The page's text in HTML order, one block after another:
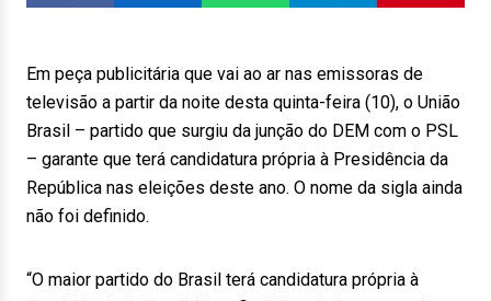
Em peça publicitária que vai ao ar nas emissoras de
televisão a partir da noite desta quinta-feira (10), o União
Brasil – partido que surgiu da junção do DEM com o PSL
– garante que terá candidatura própria à Presidência da
República nas eleições deste ano. O nome da sigla ainda
não foi definido.
“O maior partido do Brasil terá candidatura própria à